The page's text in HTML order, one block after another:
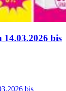
bis
bis